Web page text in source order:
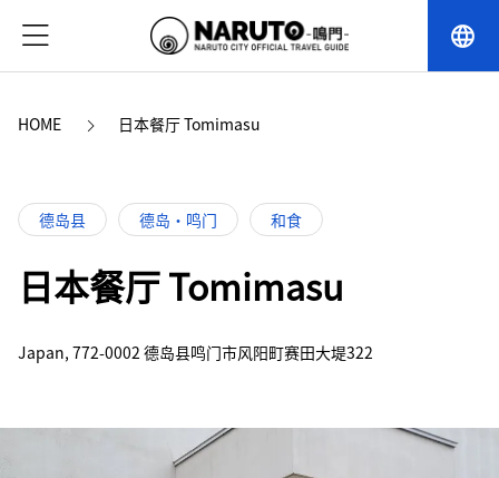
language
HOME 日本餐厅 Tomimasu
德岛县 德岛・鸣门 和食
日本餐厅 Tomimasu
Japan, 772-0002 德岛县鸣门市风阳町赛田大堤322